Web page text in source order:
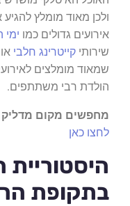
ולכן מאוד מומלץ
אירועים גדולים כמו ימי
שירותי קייטרינג חלבי או
שמאוד מומלצים
הולדת רבי משתתפים.
מחפשים מקום מדליק
לחצו כאן
בתקופת